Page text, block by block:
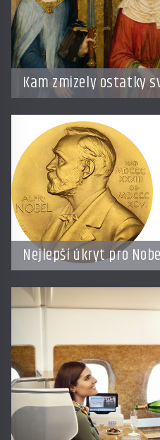
Kam zmizely ostatky
putují Evropou a
Nejlepší úkryt pro
roztok!